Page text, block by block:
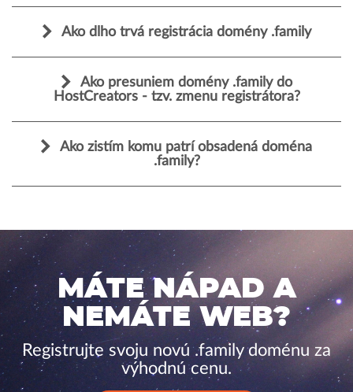
Ako dlho trvá registrácia domény .family
Ako presuniem domény .family do
HostCreators - tzv. zmenu registrátora?
Ako zistím komu patrí obsadená doména
.family?
MÁTE NÁPAD A
NEMÁTE WEB?
Registrujte svoju novú .family doménu za
výhodnú cenu.